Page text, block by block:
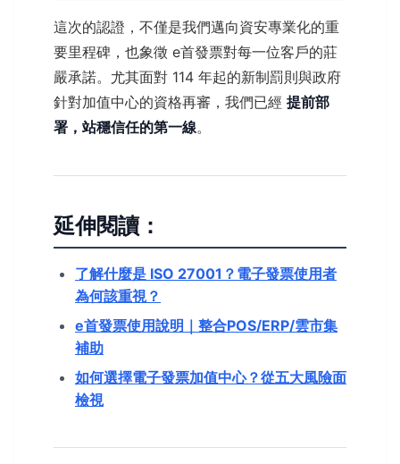
這次的認證，不僅是我們邁向資安專業化的重
要里程碑，也象徵 e首發票對每一位客戶的莊
嚴承諾。尤其面對 114 年起的新制罰則與政府
針對加值中心的資格再審，我們已經 提前部
署，站穩信任的第一線。
延伸閱讀：
了解什麼是 ISO 27001？電子發票使用者
為何該重視？
e首發票使用說明｜整合POS/ERP/雲市集
補助
如何選擇電子發票加值中心？從五大風險面
檢視